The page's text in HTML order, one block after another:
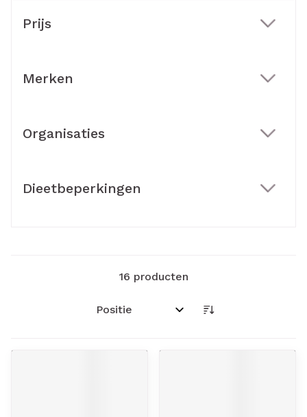
Prijs
Merken
Organisaties
Dieetbeperkingen
16 producten
Sorteer op: